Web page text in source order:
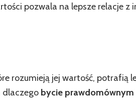
pozwala na lepsze relacje z
rozumieją jej wartość, potrafią
dlaczego bycie prawdomównym